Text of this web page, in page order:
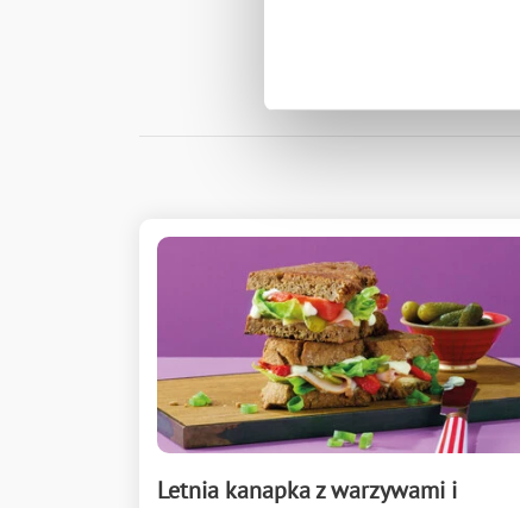
Letnia kanapka z warzywami i